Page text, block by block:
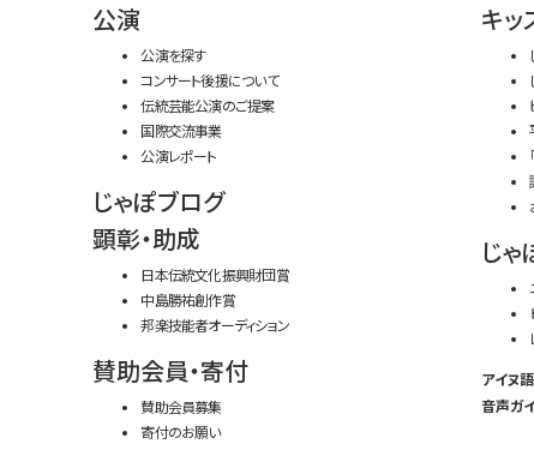
公演
公演を探す
コンサート後援について
伝統芸能公演のご提案
国際交流事業
公演レポート
じゃぽブログ
顕彰・助成
日本伝統文化振興財団賞
中島勝祐創作賞
邦楽技能者オーディション
賛助会員・寄付
賛助会員募集
寄付のお願い
キッ
じ
アイヌ
音声ガ